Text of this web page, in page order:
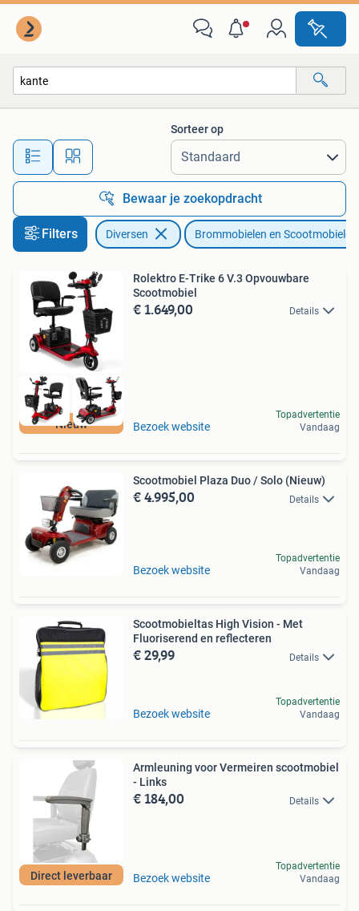
Alle afstanden…
Sorteer op
Bewaar je zoekopdracht
Filters Diversen Brommobielen en Scootmobielen
Nieuw
Rolektro E-Trike 6 V.3 Opvouwbare
Scootmobiel
€ 1.649,00 Details
Bezoek website
Topadvertentie
Vandaag
Scootmobiel Plaza Duo / Solo (Nieuw)
€ 4.995,00 Details
Bezoek website
Topadvertentie
Vandaag
Scootmobieltas High Vision - Met
Fluoriserend en reflecteren
€ 29,99 Details
Bezoek website
Topadvertentie
Vandaag
Direct leverbaar
Armleuning voor Vermeiren scootmobiel
- Links
€ 184,00 Details
Bezoek website
Topadvertentie
Vandaag